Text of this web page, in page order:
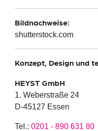
Bildnachweise:
shutterstock.com
Konzept, Design und
HEYST GmbH
1. Weberstraße 24
D-45127 Essen
Tel.: 0201 - 890 631 80